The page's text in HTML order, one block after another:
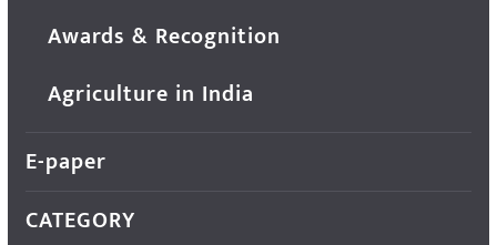
Awards & Recognition
Agriculture in India
E-paper
CATEGORY